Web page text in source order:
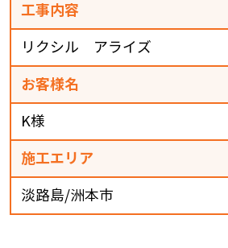
工事内容
リクシル アライズ
お客様名
K様
施工エリア
淡路島/洲本市